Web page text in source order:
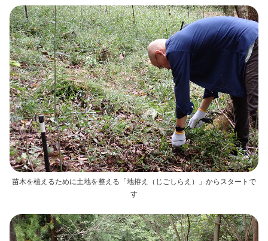
苗木を植えるために土地を整える「地拵え（じごしらえ）」からスタートで
す